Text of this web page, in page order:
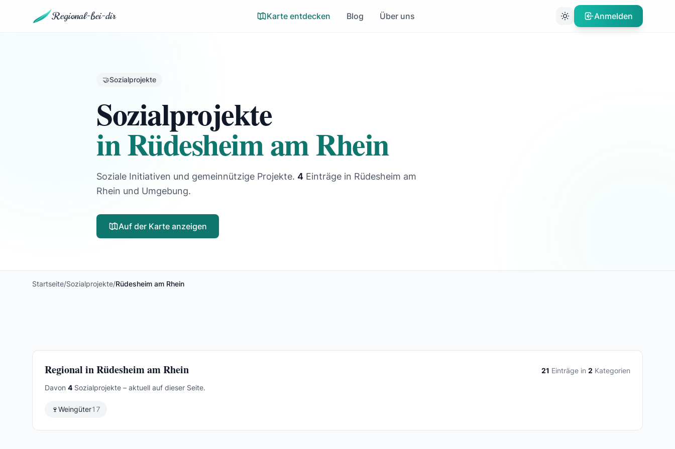
Regional-bei-dir Karte entdecken Blog Über uns Anmelden
🤝Sozialprojekte
Sozialprojekte
in Rüdesheim am Rhein
Soziale Initiativen und gemeinnützige Projekte. 4 Einträge in Rüdesheim am
Rhein und Umgebung.
Auf der Karte anzeigen
Startseite/Sozialprojekte/Rüdesheim am Rhein
Regional in Rüdesheim am Rhein 21 Einträge in 2 Kategorien
Davon 4 Sozialprojekte – aktuell auf dieser Seite.
🍷Weingüter17